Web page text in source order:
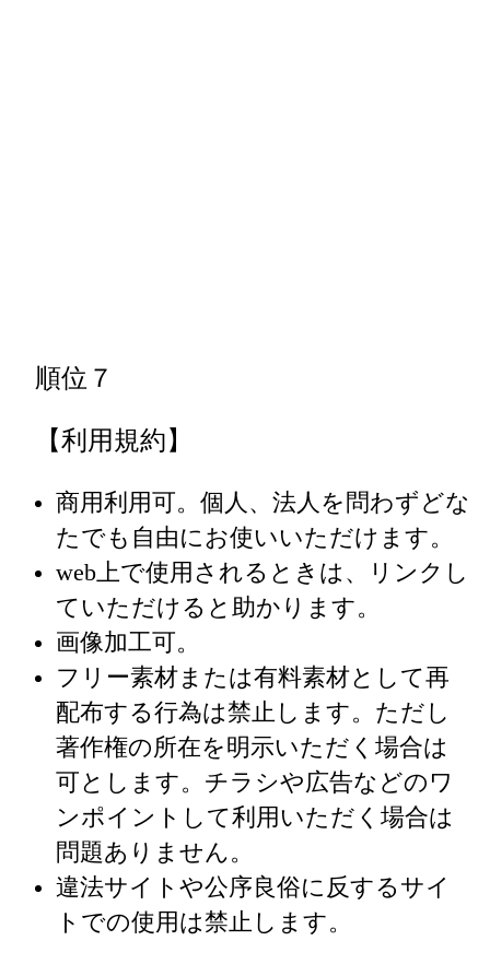
順位７
【利用規約】
商用利用可。個人、法人を問わずどな
たでも自由にお使いいただけます。
web上で使用されるときは、リンクし
ていただけると助かります。
画像加工可。
フリー素材または有料素材として再
配布する行為は禁止します。ただし
著作権の所在を明示いただく場合は
可とします。チラシや広告などのワ
ンポイントして利用いただく場合は
問題ありません。
違法サイトや公序良俗に反するサイ
トでの使用は禁止します。